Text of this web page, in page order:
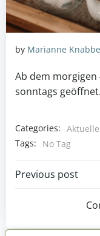
by Marianne Knabbe
Ab dem morgigen
sonntags geöffnet.
Categories:
Tags:
No Tag
Post
Previous post